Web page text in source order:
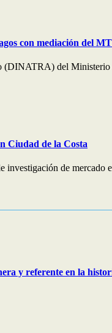
con mediación del
(DINATRA) del Ministerio
Ciudad de la Costa
investigación de
y referente en la